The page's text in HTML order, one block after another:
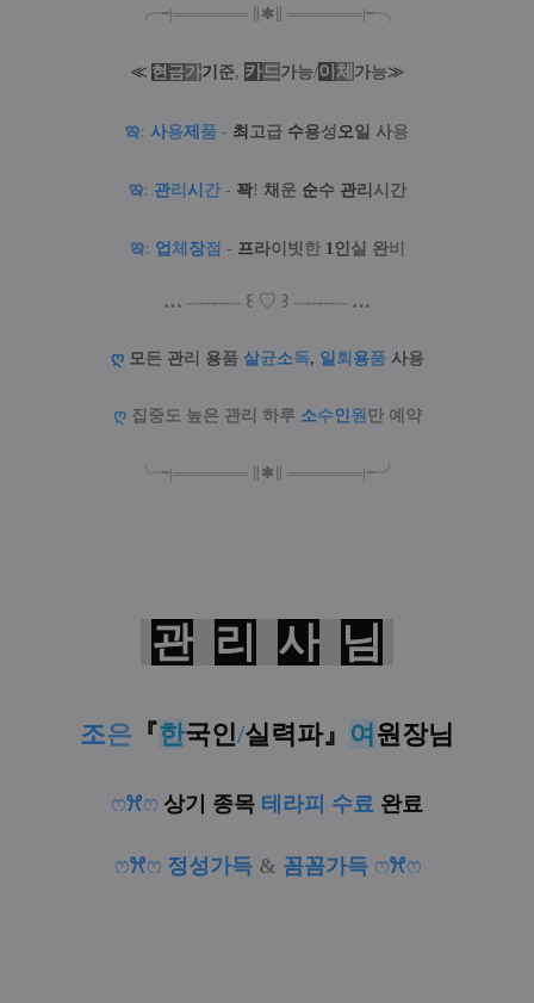
╭╼|═══════ ✱ ═══════|╾╮
≪ 현 금가기 준, 카드 가능/이 체 가능≫
ఇ: 사용제 품 - 최 고급 수용성오일 사용
ఇ: 관리 시 간 - 꽉! 채 운 순수 관리 시간
ఇ: 업 체 장점 - 프라이빗 한 1인실 완비
… --------- ꒰ ♡ ꒱ --------- …
ღ 모든 관리 용품 살균소독, 일 회 용품 사용
ღ 집중도 높은 관리 하루 소수인원 만 예약
╰╼|═══════ ✱ ═══════|╾╯
관 리 사 님
조은 『한국인/실력파』 여 원장님
ෆꕮෆ 상기 종목 테라피 수료 완료
ෆꕮෆ 정성가득 & 꼼꼼가득 ෆꕮෆ